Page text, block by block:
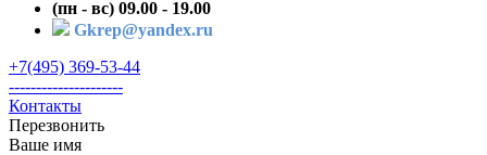
(пн - вс) 09.00 - 19.00
Gkrep@yandex.ru
+7(495) 369-53-44
---------------------
Контакты
Перезвонить
Ваше имя